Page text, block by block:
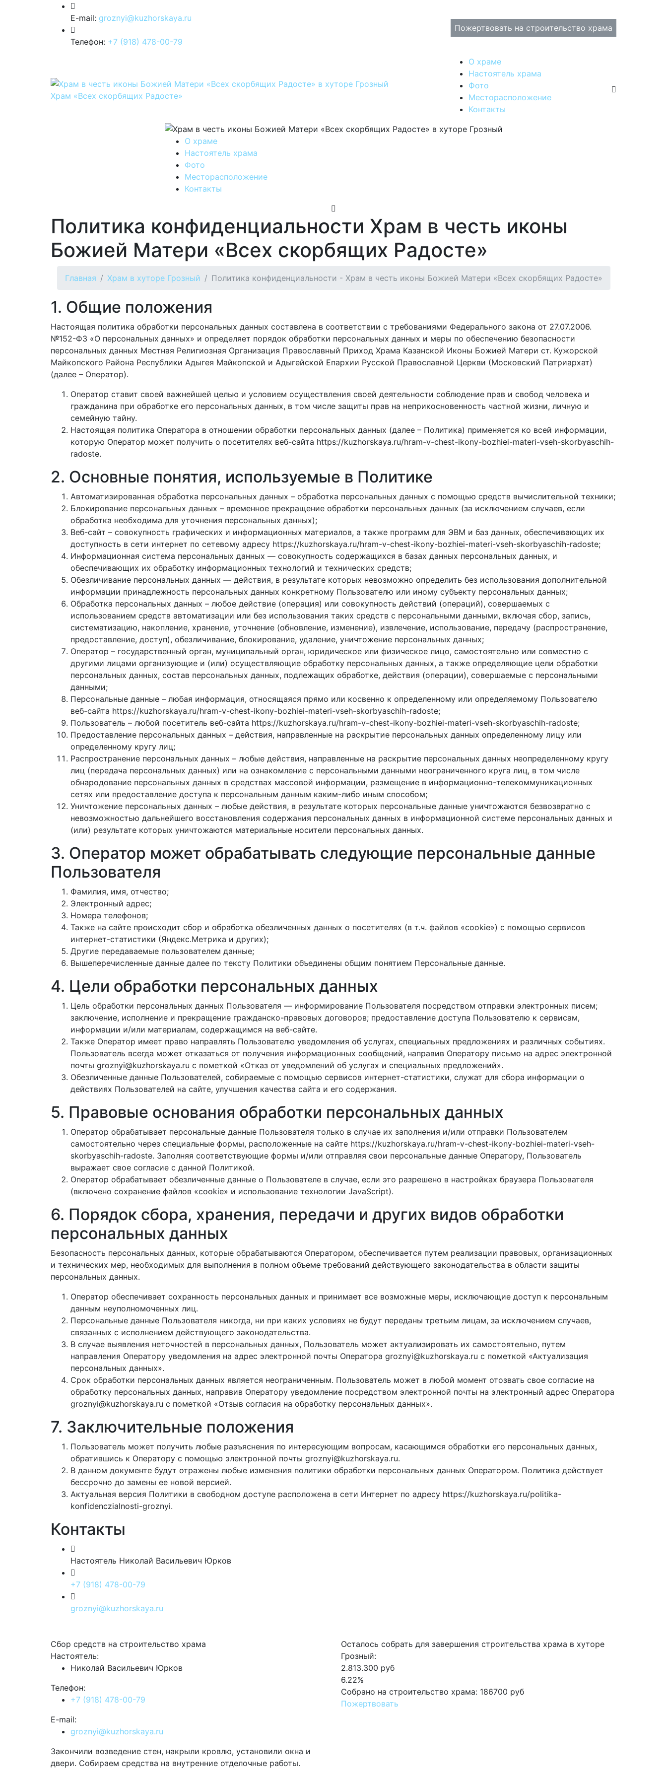
E-mail: groznyi@kuzhorskaya.ru
Телефон: +7 (918) 478-00-79
Пожертвовать на строительство храма
Храм «Всех скорбящих Радосте»
О храме
Настоятель храма
Фото
Месторасположение
Контакты
О храме
Настоятель храма
Фото
Месторасположение
Контакты
Политика конфиденциальности Храм в честь иконы
Божией Матери «Всех скорбящих Радосте»
Главная Храм в хуторе Грозный Политика конфиденциальности - Храм в честь иконы Божией Матери «Всех скорбящих Радосте»
1. Общие положения
Настоящая политика обработки персональных данных составлена в соответствии с требованиями Федерального закона от 27.07.2006.
№152-ФЗ «О персональных данных» и определяет порядок обработки персональных данных и меры по обеспечению безопасности
персональных данных Местная Религиозная Организация Православный Приход Храма Казанской Иконы Божией Матери ст. Кужорской
Майкопского Района Республики Адыгея Майкопской и Адыгейской Епархии Русской Православной Церкви (Московский Патриархат)
(далее – Оператор).
Оператор ставит своей важнейшей целью и условием осуществления своей деятельности соблюдение прав и свобод человека и
гражданина при обработке его персональных данных, в том числе защиты прав на неприкосновенность частной жизни, личную и
семейную тайну.
Настоящая политика Оператора в отношении обработки персональных данных (далее – Политика) применяется ко всей информации,
которую Оператор может получить о посетителях веб-сайта https://kuzhorskaya.ru/hram-v-chest-ikony-bozhiei-materi-vseh-skorbyaschih-
radoste.
2. Основные понятия, используемые в Политике
Автоматизированная обработка персональных данных – обработка персональных данных с помощью средств вычислительной техники;
Блокирование персональных данных – временное прекращение обработки персональных данных (за исключением случаев, если
обработка необходима для уточнения персональных данных);
Веб-сайт – совокупность графических и информационных материалов, а также программ для ЭВМ и баз данных, обеспечивающих их
доступность в сети интернет по сетевому адресу https://kuzhorskaya.ru/hram-v-chest-ikony-bozhiei-materi-vseh-skorbyaschih-radoste;
Информационная система персональных данных — совокупность содержащихся в базах данных персональных данных, и
обеспечивающих их обработку информационных технологий и технических средств;
Обезличивание персональных данных — действия, в результате которых невозможно определить без использования дополнительной
информации принадлежность персональных данных конкретному Пользователю или иному субъекту персональных данных;
Обработка персональных данных – любое действие (операция) или совокупность действий (операций), совершаемых с
использованием средств автоматизации или без использования таких средств с персональными данными, включая сбор, запись,
систематизацию, накопление, хранение, уточнение (обновление, изменение), извлечение, использование, передачу (распространение,
предоставление, доступ), обезличивание, блокирование, удаление, уничтожение персональных данных;
Оператор – государственный орган, муниципальный орган, юридическое или физическое лицо, самостоятельно или совместно с
другими лицами организующие и (или) осуществляющие обработку персональных данных, а также определяющие цели обработки
персональных данных, состав персональных данных, подлежащих обработке, действия (операции), совершаемые с персональными
данными;
Персональные данные – любая информация, относящаяся прямо или косвенно к определенному или определяемому Пользователю
веб-сайта https://kuzhorskaya.ru/hram-v-chest-ikony-bozhiei-materi-vseh-skorbyaschih-radoste;
Пользователь – любой посетитель веб-сайта https://kuzhorskaya.ru/hram-v-chest-ikony-bozhiei-materi-vseh-skorbyaschih-radoste;
Предоставление персональных данных – действия, направленные на раскрытие персональных данных определенному лицу или
определенному кругу лиц;
Распространение персональных данных – любые действия, направленные на раскрытие персональных данных неопределенному кругу
лиц (передача персональных данных) или на ознакомление с персональными данными неограниченного круга лиц, в том числе
обнародование персональных данных в средствах массовой информации, размещение в информационно-телекоммуникационных
сетях или предоставление доступа к персональным данным каким-либо иным способом;
Уничтожение персональных данных – любые действия, в результате которых персональные данные уничтожаются безвозвратно с
невозможностью дальнейшего восстановления содержания персональных данных в информационной системе персональных данных и
(или) результате которых уничтожаются материальные носители персональных данных.
3. Оператор может обрабатывать следующие персональные данные
Пользователя
Фамилия, имя, отчество;
Электронный адрес;
Номера телефонов;
Также на сайте происходит сбор и обработка обезличенных данных о посетителях (в т.ч. файлов «cookie») с помощью сервисов
интернет-статистики (Яндекс.Метрика и других);
Другие передаваемые пользователем данные;
Вышеперечисленные данные далее по тексту Политики объединены общим понятием Персональные данные.
4. Цели обработки персональных данных
Цель обработки персональных данных Пользователя — информирование Пользователя посредством отправки электронных писем;
заключение, исполнение и прекращение гражданско-правовых договоров; предоставление доступа Пользователю к сервисам,
информации и/или материалам, содержащимся на веб-сайте.
Также Оператор имеет право направлять Пользователю уведомления об услугах, специальных предложениях и различных событиях.
Пользователь всегда может отказаться от получения информационных сообщений, направив Оператору письмо на адрес электронной
почты groznyi@kuzhorskaya.ru с пометкой «Отказ от уведомлений об услугах и специальных предложений».
Обезличенные данные Пользователей, собираемые с помощью сервисов интернет-статистики, служат для сбора информации о
действиях Пользователей на сайте, улучшения качества сайта и его содержания.
5. Правовые основания обработки персональных данных
Оператор обрабатывает персональные данные Пользователя только в случае их заполнения и/или отправки Пользователем
самостоятельно через специальные формы, расположенные на сайте https://kuzhorskaya.ru/hram-v-chest-ikony-bozhiei-materi-vseh-
skorbyaschih-radoste. Заполняя соответствующие формы и/или отправляя свои персональные данные Оператору, Пользователь
выражает свое согласие с данной Политикой.
Оператор обрабатывает обезличенные данные о Пользователе в случае, если это разрешено в настройках браузера Пользователя
(включено сохранение файлов «cookie» и использование технологии JavaScript).
6. Порядок сбора, хранения, передачи и других видов обработки
персональных данных
Безопасность персональных данных, которые обрабатываются Оператором, обеспечивается путем реализации правовых, организационных
и технических мер, необходимых для выполнения в полном объеме требований действующего законодательства в области защиты
персональных данных.
Оператор обеспечивает сохранность персональных данных и принимает все возможные меры, исключающие доступ к персональным
данным неуполномоченных лиц.
Персональные данные Пользователя никогда, ни при каких условиях не будут переданы третьим лицам, за исключением случаев,
связанных с исполнением действующего законодательства.
В случае выявления неточностей в персональных данных, Пользователь может актуализировать их самостоятельно, путем
направления Оператору уведомления на адрес электронной почты Оператора groznyi@kuzhorskaya.ru с пометкой «Актуализация
персональных данных».
Срок обработки персональных данных является неограниченным. Пользователь может в любой момент отозвать свое согласие на
обработку персональных данных, направив Оператору уведомление посредством электронной почты на электронный адрес Оператора
groznyi@kuzhorskaya.ru с пометкой «Отзыв согласия на обработку персональных данных».
7. Заключительные положения
Пользователь может получить любые разъяснения по интересующим вопросам, касающимся обработки его персональных данных,
обратившись к Оператору с помощью электронной почты groznyi@kuzhorskaya.ru.
В данном документе будут отражены любые изменения политики обработки персональных данных Оператором. Политика действует
бессрочно до замены ее новой версией.
Актуальная версия Политики в свободном доступе расположена в сети Интернет по адресу https://kuzhorskaya.ru/politika-
konfidenczialnosti-groznyi.
Контакты
Настоятель Николай Васильевич Юрков
+7 (918) 478-00-79
groznyi@kuzhorskaya.ru
Сбор средств на строительство храма
Настоятель:
Николай Васильевич Юрков
Телефон:
+7 (918) 478-00-79
E-mail:
groznyi@kuzhorskaya.ru
Закончили возведение стен, накрыли кровлю, установили окна и
двери. Собираем средства на внутренние отделочные работы.
Осталось собрать для завершения строительства храма в хуторе
Грозный:
2.813.300 руб
6.22%
Собрано на строительство храма: 186700 руб
Пожертвовать